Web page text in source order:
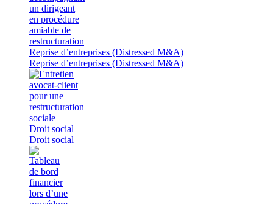
Reprise d’entreprises (Distressed M&A)
Reprise d’entreprises (Distressed M&A)
Droit social
Droit social